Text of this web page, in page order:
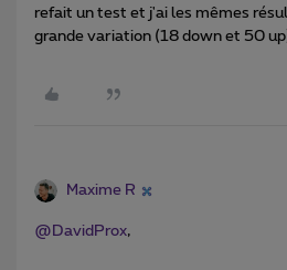
refait un test et j'ai les mêmes
grande variation (18 down et 50
Maxime R
@DavidProx,